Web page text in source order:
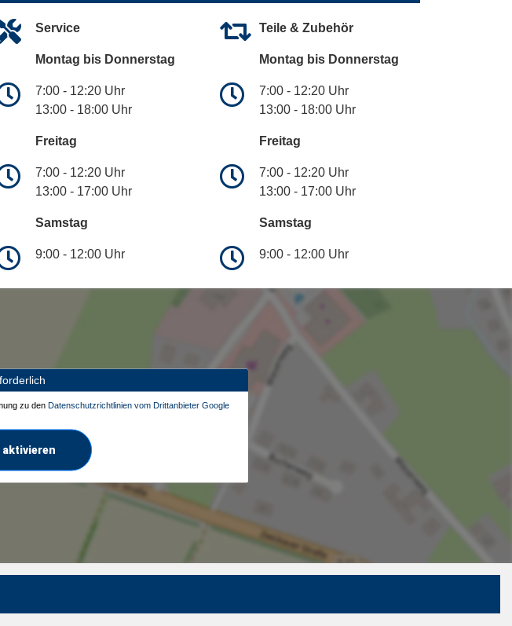
Service
Montag bis Donnerstag
7:00 - 12:20 Uhr
13:00 - 18:00 Uhr
Freitag
7:00 - 12:20 Uhr
13:00 - 17:00 Uhr
Samstag
9:00 - 12:00 Uhr
Teile & Zubehör
Montag bis Donnerstag
7:00 - 12:20 Uhr
13:00 - 18:00 Uhr
Freitag
7:00 - 12:20 Uhr
13:00 - 17:00 Uhr
Samstag
9:00 - 12:00 Uhr
zu den Datenschutzrichtlinien vom Drittanbieter Google